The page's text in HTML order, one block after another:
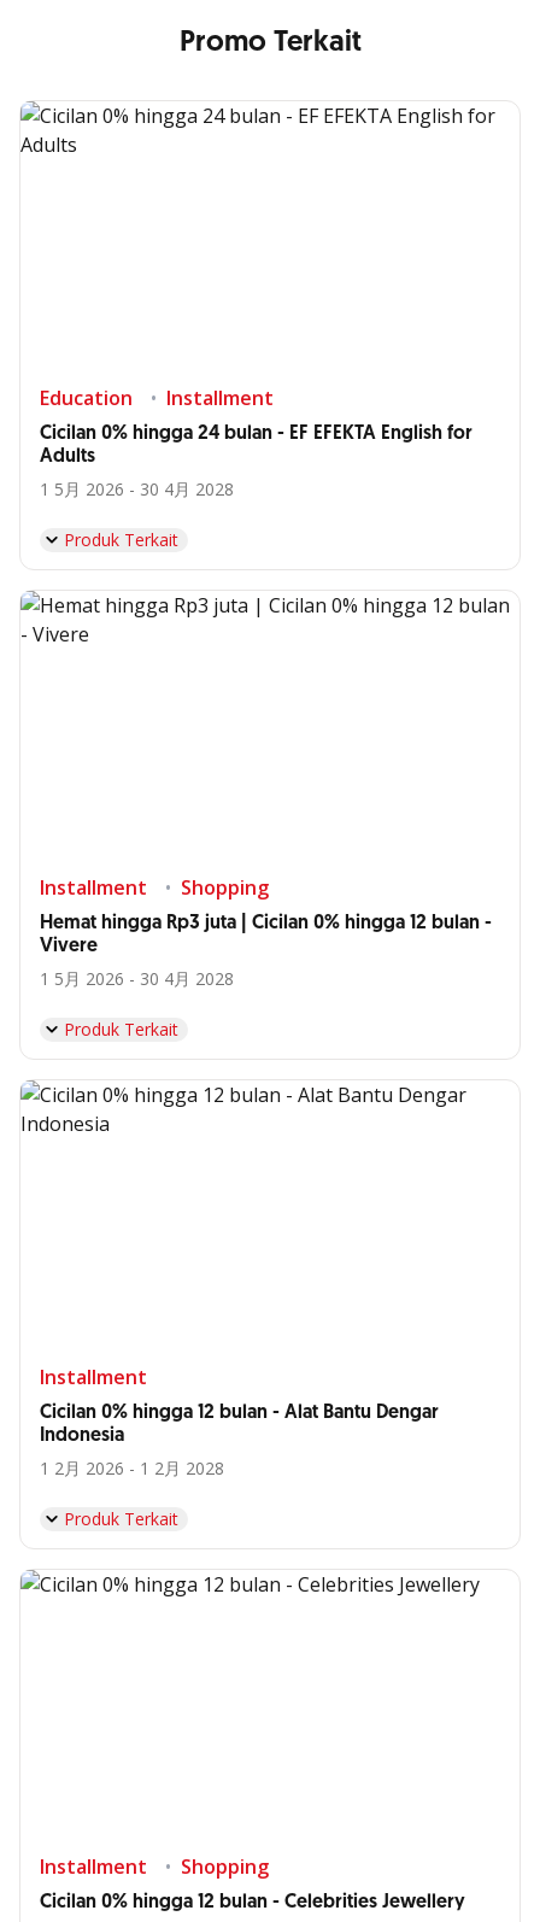
Promo Terkait
Education Installment
Cicilan 0% hingga 24 bulan - EF EFEKTA English for
Adults
1 5月 2026 - 30 4月 2028
Produk Terkait
Installment Shopping
Hemat hingga Rp3 juta | Cicilan 0% hingga 12 bulan -
Vivere
1 5月 2026 - 30 4月 2028
Produk Terkait
Installment
Cicilan 0% hingga 12 bulan - Alat Bantu Dengar
Indonesia
1 2月 2026 - 1 2月 2028
Produk Terkait
Installment Shopping
Cicilan 0% hingga 12 bulan - Celebrities Jewellery